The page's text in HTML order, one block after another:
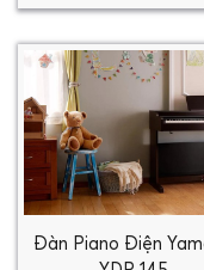
Đàn Piano Điện